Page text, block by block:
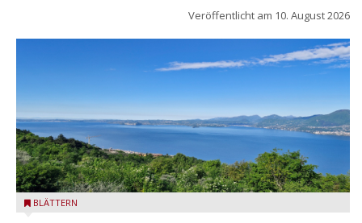
Veröffentlicht am 10. August 2026
Seeblick
BLÄTTERN